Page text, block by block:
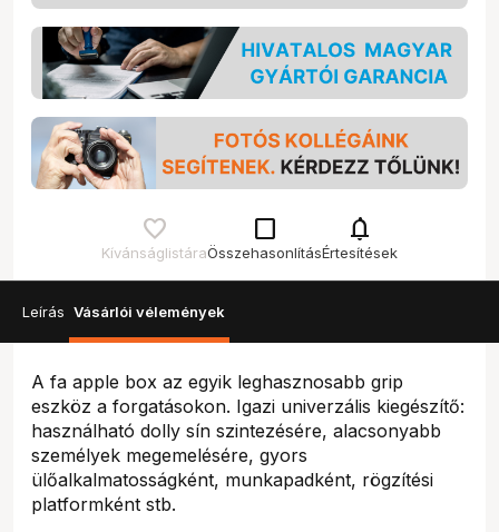
Kívánságlistára
check_box_outline_blank
Összehasonlítás
notifications
Értesítések
Leírás Vásárlói vélemények
A fa apple box az egyik leghasznosabb grip
eszköz a forgatásokon. Igazi univerzális kiegészítő:
használható dolly sín szintezésére, alacsonyabb
személyek megemelésére, gyors
ülőalkalmatosságként, munkapadként, rögzítési
platformként stb.